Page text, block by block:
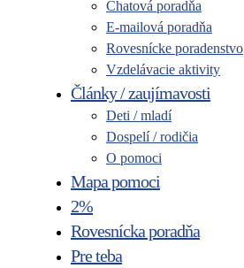
Chatová poradňa
E-mailová poradňa
Rovesnícke poradenstvo
Vzdelávacie aktivity
Články / zaujímavosti
Deti / mladí
Dospelí / rodičia
O pomoci
Mapa pomoci
2%
Rovesnícka poradňa
Pre teba